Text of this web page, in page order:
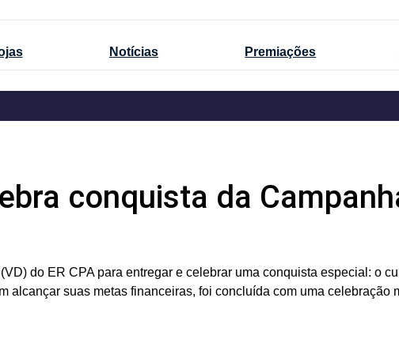
Notícias Premiações
conquista da
do ER CPA para entregar e celebrar uma conquista especial: o
alcançar suas metas financeiras, foi concluída com uma celebração